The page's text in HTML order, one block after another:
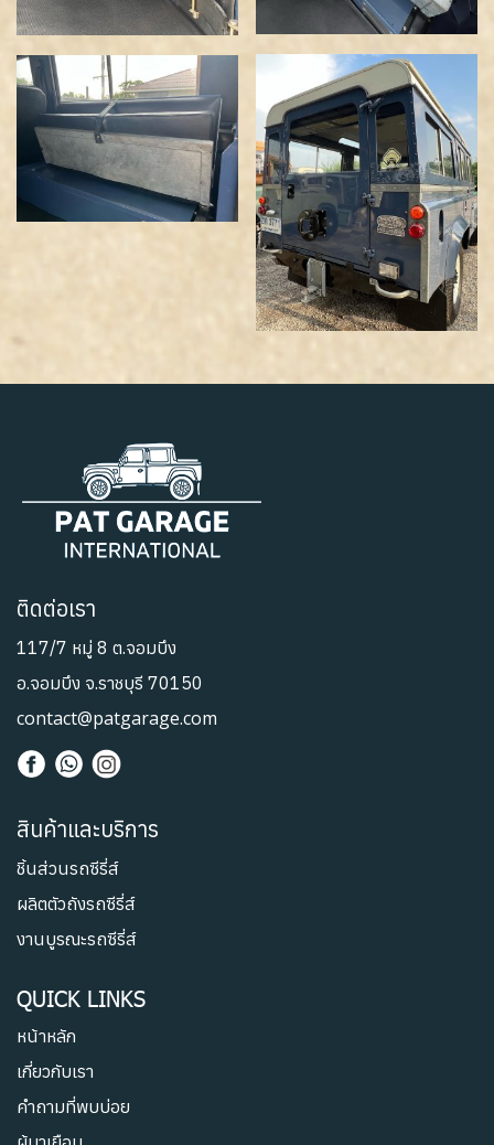
ติดต่อเรา
117/7 หมู่ 8 ต.จอมบึง
อ.จอมบึง จ.ราชบุรี 70150
contact@patgarage.com
สินค้าและบริการ
ชิ้นส่วนรถซีรี่ส์
ผลิตตัวถังรถซีรี่ส์
งานบูรณะรถซีรี่ส์
QUICK LINKS
หน้าหลัก
เกี่ยวกับเรา
คำถามที่พบบ่อย